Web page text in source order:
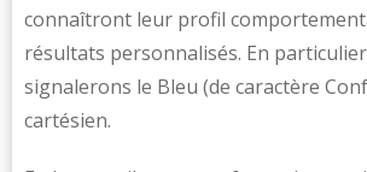
connaîtront leur profil
résultats personnalisés. En
signalerons le Bleu (de caractère
cartésien.